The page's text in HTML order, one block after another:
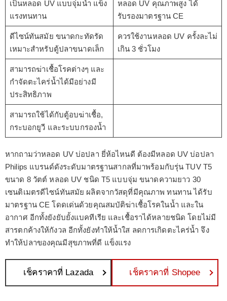
เป็นหลอด UV แบบจุ่มน้ำ แข็ง
แรงทนทาน
หลอด UV คุณภาพสูง ได้
รับรองมาตรฐาน CE
ดีไซน์ทันสมัย ขนาดกะทัดรัด
เหมาะสำหรับตู้ปลาขนาดเล็ก
ควรใช้งานหลอด UV ครั้งละไม่
เกิน 3 ชั่วโมง
สามารถฆ่าเชื้อโรคต่างๆ และ
กำจัดตะไคร่น้ำได้มีอย่างมี
ประสิทธิภาพ
สามารถใช้ได้กับตู้อบฆ่าเชื้อ,
กระบอกยูวี และระบบกรองน้ำ
หากถามว่าหลอด UV บ่อปลา ยี่ห้อไหนดี ต้องมีหลอด UV บ่อปลา
Philips แบรนด์ดังระดับมาตรฐานสากลที่มาพร้อมกับรุ่น TUV T5
ขนาด 8 วัตต์ หลอด UV ชนิด T5 แบบจุ่ม ขนาดความยาว 30
เซนติเมตรดีไซน์ทันสมัย ผลิตจากวัสดุที่มีคุณภาพ ทนทาน ได้รับ
มาตรฐาน CE โดดเด่นด้วยคุณสมบัติฆ่าเชื้อโรคในน้ำ และใน
อากาศ อีกทั้งยังยับยั้งแบคทีเรีย และเชื้อราได้หลายชนิด โดยไม่มี
สารตกค้างให้กังวล อีกทั้งยังทำให้น้ำใส ลดการเกิดตะไคร่น้ำ จึง
ทำให้ปลาของคุณมีสุขภาพที่ดี แข็งแรง
เช็คราคาที่ Lazada เช็คราคาที่ Shopee